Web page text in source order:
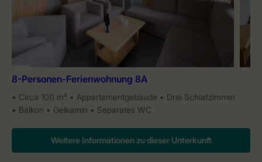
8-Personen-Ferienwohnung 8A
Circa 100 m² Appartementgebäude
Drei Schlafzimmer
Balkon
Gelkamin Separates WC
Weitere Informationen zu dieser Unterkunft